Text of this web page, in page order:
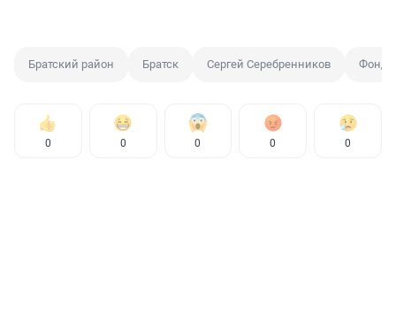
Братский район Братск Сергей Серебренников Фонд
0 0 0 0 0